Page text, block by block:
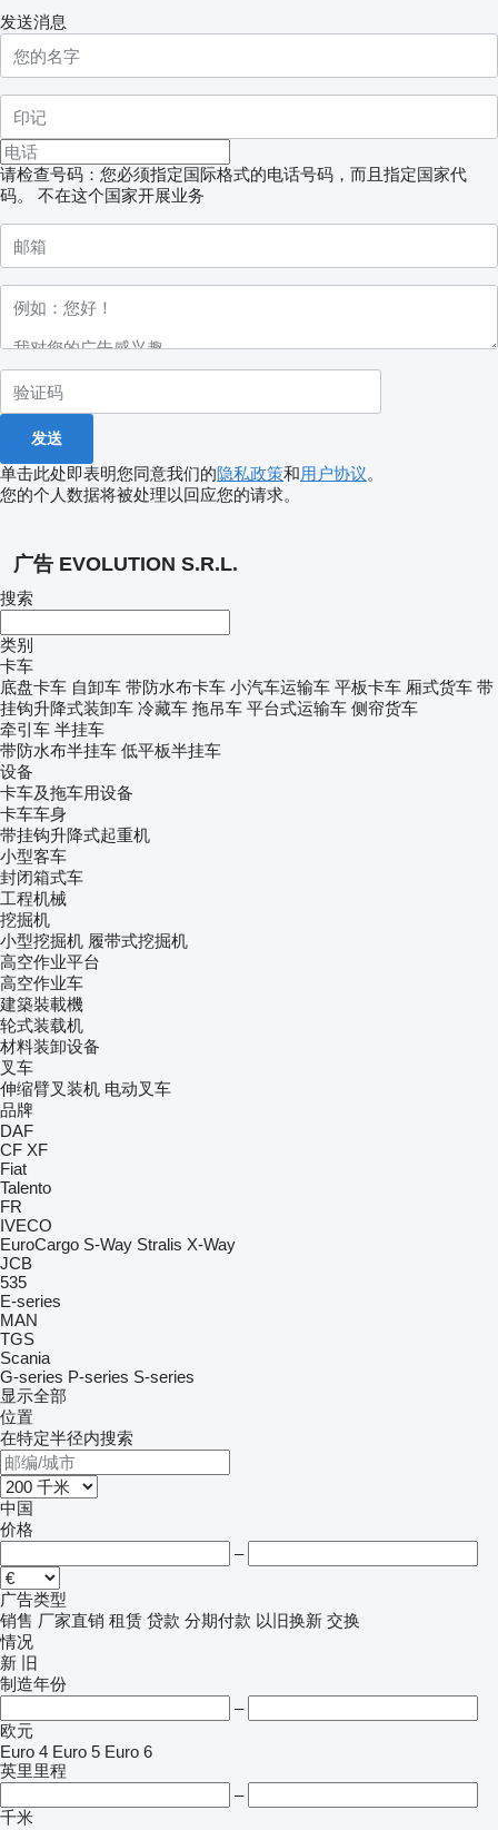
发送消息
请检查号码：您必须指定国际格式的电话号码，而且指定国家代
码。
不在这个国家开展业务
单击此处即表明您同意我们的隐私政策和用户协议。
您的个人数据将被处理以回应您的请求。
广告 EVOLUTION S.R.L.
搜索
类别
卡车
底盘卡车 自卸车 带防水布卡车 小汽车运输车 平板卡车 厢式货车 带
挂钩升降式装卸车 冷藏车 拖吊车 平台式运输车 侧帘货车
牵引车 半挂车
带防水布半挂车 低平板半挂车
设备
卡车及拖车用设备
卡车车身
带挂钩升降式起重机
小型客车
封闭箱式车
工程机械
挖掘机
小型挖掘机 履带式挖掘机
高空作业平台
高空作业车
建築裝載機
轮式装载机
材料装卸设备
叉车
伸缩臂叉装机 电动叉车
品牌
DAF
CF XF
Fiat
Talento
FR
IVECO
EuroCargo S-Way Stralis X-Way
JCB
535
E-series
MAN
TGS
Scania
G-series P-series S-series
显示全部
位置
在特定半径内搜索
中国
价格
–
广告类型
销售 厂家直销 租赁 贷款 分期付款 以旧换新 交换
情况
新 旧
制造年份
–
欧元
Euro 4 Euro 5 Euro 6
英里里程
–
千米